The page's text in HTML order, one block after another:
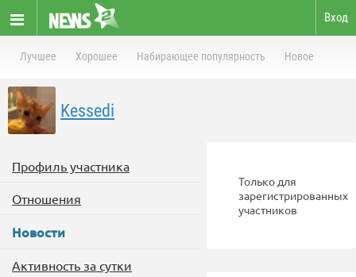
Вход
Лучшее Хорошее Набирающее популярность Новое
Kessedi
Профиль участника
Отношения
Новости
Активность за сутки
Только для
зарегистрированных
участников